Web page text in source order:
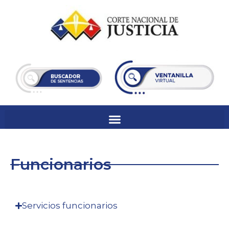
Funcionarios
Servicios funcionarios